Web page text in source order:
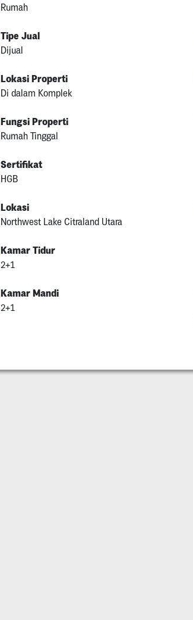
Rumah
Tipe Jual
Dijual
Lokasi Properti
Di dalam Komplek
Fungsi Properti
Rumah Tinggal
Sertifikat
HGB
Lokasi
Northwest Lake Citraland Utara
Kamar Tidur
2+1
Kamar Mandi
2+1